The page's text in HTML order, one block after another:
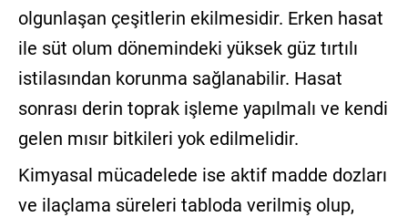
olgunlaşan çeşitlerin ekilmesidir. Erken hasat
ile süt olum dönemindeki yüksek güz tırtılı
istilasından korunma sağlanabilir. Hasat
sonrası derin toprak işleme yapılmalı ve kendi
gelen mısır bitkileri yok edilmelidir.
Kimyasal mücadelede ise aktif madde dozları
ve ilaçlama süreleri tabloda verilmiş olup,